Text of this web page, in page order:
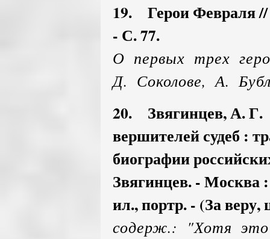
19. Герои Февраля //
- С. 77.
О первых трех
Д. Соколове, А.
20. Звягинцев, А.
вершителей судеб :
биографии
Звягинцев. - Москва
ил., портр. - (За веру,
содерж.: "Хотя это